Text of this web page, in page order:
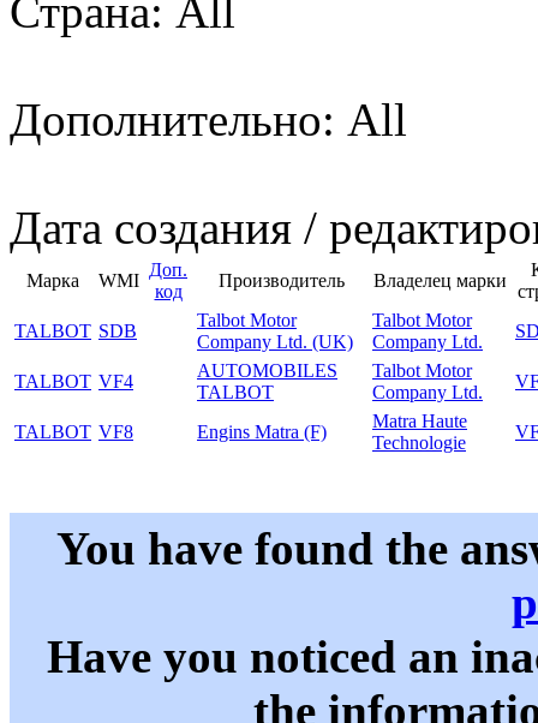
Страна: All
Дополнительно: All
Дата создания /
Марка WMI
Доп.
код
Производитель Владелец марки
TALBOT SDB
Talbot Motor
Company Ltd. (UK)
Talbot Motor
Company Ltd.
TALBOT VF4
AUTOMOBILES
TALBOT
Talbot Motor
Company Ltd.
TALBOT VF8 Engins Matra (F)
Matra Haute
Technologie
You have found the
Have you noticed an
the